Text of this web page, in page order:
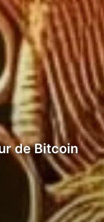
de Bitcoin